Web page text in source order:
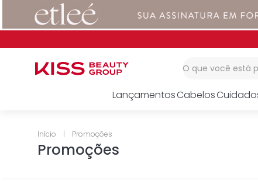
O que você está
LançamentosCabelos
Promoções
Promoções
corretivo
2º impress
3º body splash